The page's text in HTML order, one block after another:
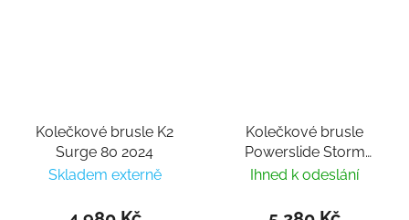
Kolečkové brusle K2
Surge 80 2024
Skladem externě
Kolečkové brusle
Powerslide Storm
Mango 80
Ihned k odeslání